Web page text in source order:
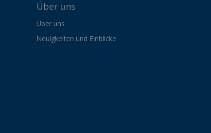
Über uns
Über uns
Neuigkeiten und Einblicke